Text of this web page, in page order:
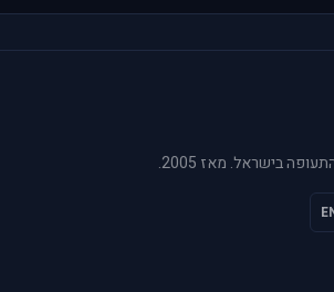
בישראל. מאז 2005.